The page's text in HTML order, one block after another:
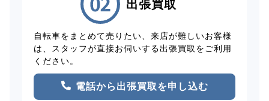
出張買取
自転車をまとめて売りたい、来店が難しいお客様
は、スタッフが直接お伺いする出張買取をご利用
ください。
電話から出張買取を申し込む